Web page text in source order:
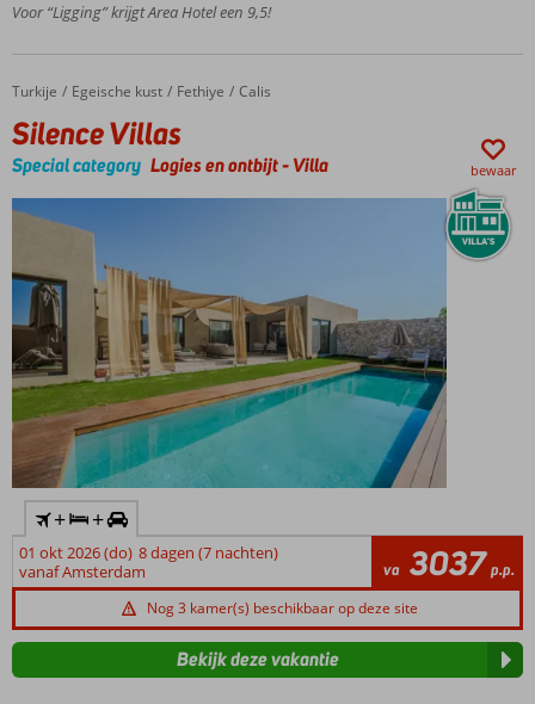
Kleinschalig,
knus hotel
in het
ruime
zwembad
Vriendelijk
personeel
Voor “Ligging” krijgt Area Hotel een 9,5!
Home
Turkije Egeische kust Fethiye Calis
Silence Villas
Silence Villas
Special category Logies en ontbijt-Villa bewaar
+ +
01 okt 2026 (do) 8 dagen (7 nachten)
vanaf Amsterdam
va 3037 p.p.
Nog 3 kamer(s) beschikbaar op deze site
Bekijk deze vakantie